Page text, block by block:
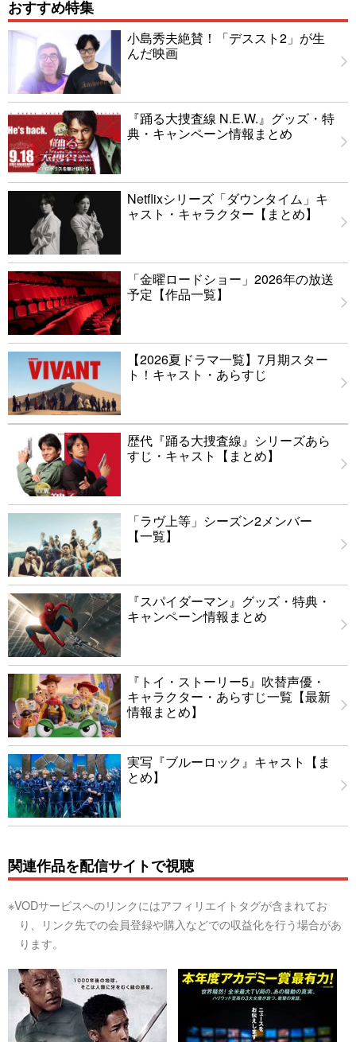
おすすめ特集
小島秀夫絶賛！「デススト2」が生
んだ映画
『踊る大捜査線 N.E.W.』グッズ・特
典・キャンペーン情報まとめ
Netflixシリーズ「ダウンタイム」キ
ャスト・キャラクター【まとめ】
「金曜ロードショー」2026年の放送
予定【作品一覧】
【2026夏ドラマ一覧】7月期スター
ト！キャスト・あらすじ
歴代『踊る大捜査線』シリーズあら
すじ・キャスト【まとめ】
「ラヴ上等」シーズン2メンバー
【一覧】
『スパイダーマン』グッズ・特典・
キャンペーン情報まとめ
『トイ・ストーリー5』吹替声優・
キャラクター・あらすじ一覧【最新
情報まとめ】
実写『ブルーロック』キャスト【ま
とめ】
関連作品を配信サイトで視聴
※VODサービスへのリンクにはアフィリエイトタグが含まれてお
り、リンク先での会員登録や購入などでの収益化を行う場合があ
ります。